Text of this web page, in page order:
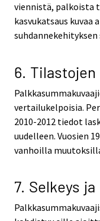
viennistä, palkoista
kasvukatsaus kuvaa
suhdannekehityksen
6.
vertailukelpoisia.
2010-2012 tiedot
uudelleen. Vuosien
vanhoilla
7. Selkeys